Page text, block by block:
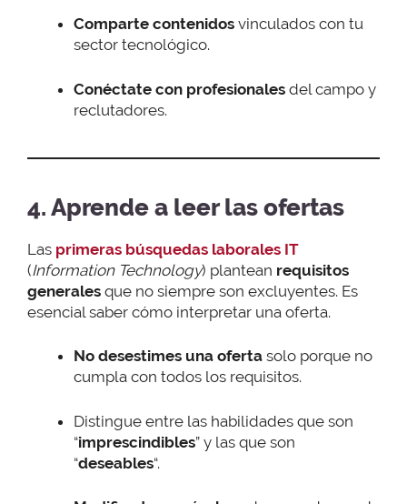
Comparte contenidos vinculados con tu
sector tecnológico.
Conéctate con profesionales del campo y
reclutadores.
4. Aprende a leer las ofertas
Las primeras búsquedas laborales IT
(Information Technology) plantean requisitos
generales que no siempre son excluyentes. Es
esencial saber cómo interpretar una oferta.
No desestimes una oferta solo porque no
cumpla con todos los requisitos.
Distingue entre las habilidades que son
“imprescindibles” y las que son
“deseables“.